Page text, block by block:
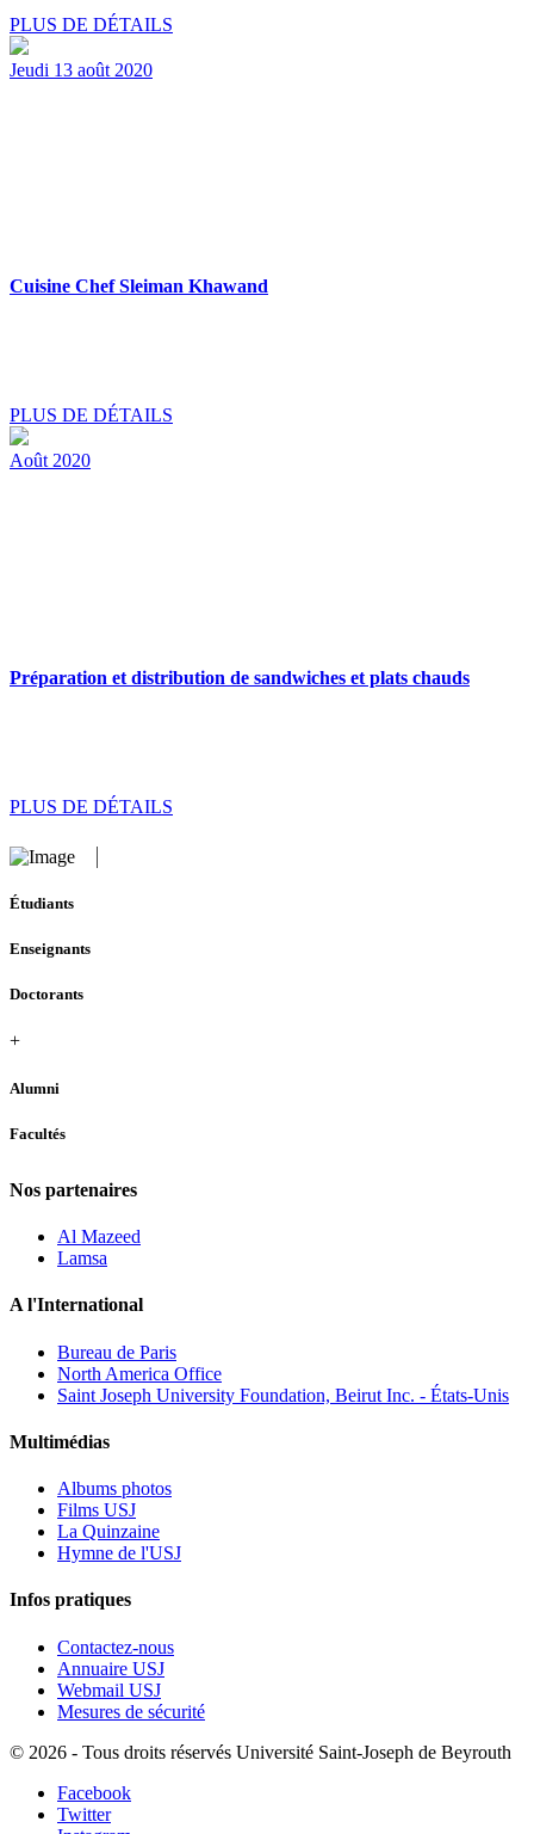
PLUS DE DÉTAILS
Jeudi 13 août 2020
Cuisine Chef Sleiman Khawand
PLUS DE DÉTAILS
Août 2020
Préparation et distribution de sandwiches et plats chauds
PLUS DE DÉTAILS
Étudiants
Enseignants
Doctorants
+
Alumni
Facultés
Nos partenaires
Al Mazeed
Lamsa
A l'International
Bureau de Paris
North America Office
Saint Joseph University Foundation, Beirut Inc. - États-Unis
Multimédias
Albums photos
Films USJ
La Quinzaine
Hymne de l'USJ
Infos pratiques
Contactez-nous
Annuaire USJ
Webmail USJ
Mesures de sécurité
© 2026 - Tous droits réservés Université Saint-Joseph de Beyrouth
Facebook
Twitter